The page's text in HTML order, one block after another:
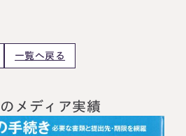
一覧へ戻る
メディア実績